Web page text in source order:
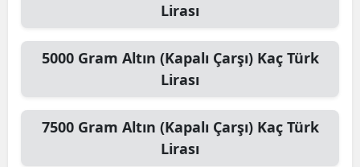
Lirası
5000 Gram Altın (Kapalı Çarşı)Kaç Türk
Lirası
7500 Gram Altın (Kapalı Çarşı)Kaç Türk
Lirası